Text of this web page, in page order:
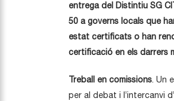
entrega del Distintiu SG
50 a governs locals que
estat certificats o han
certificació en els darrers
Treball en comissions. Un
per al debat i l’intercanvi